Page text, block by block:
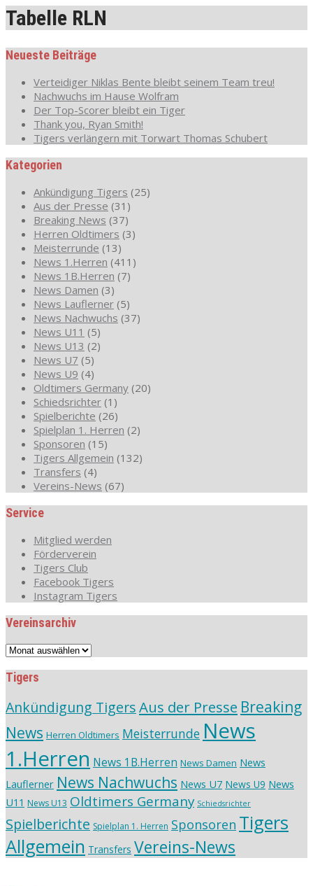
Tabelle RLN
Neueste Beiträge
Verteidiger Niklas Bente bleibt seinem Team treu!
Nachwuchs im Hause Wolfram
Der Top-Scorer bleibt ein Tiger
Thank you, Ryan Smith!
Tigers verlängern mit Torwart Thomas Schubert
Kategorien
Ankündigung Tigers (25)
Aus der Presse (31)
Breaking News (37)
Herren Oldtimers (3)
Meisterrunde (13)
News 1.Herren (411)
News 1B.Herren (7)
News Damen (3)
News Lauflerner (5)
News Nachwuchs (37)
News U11 (5)
News U13 (2)
News U7 (5)
News U9 (4)
Oldtimers Germany (20)
Schiedsrichter (1)
Spielberichte (26)
Spielplan 1. Herren (2)
Sponsoren (15)
Tigers Allgemein (132)
Transfers (4)
Vereins-News (67)
Service
Mitglied werden
Förderverein
Tigers Club
Facebook Tigers
Instagram Tigers
Vereinsarchiv
Vereinsarchiv
Tigers
Ankündigung TigersAus der Presse Breaking
News Herren Oldtimers Meisterrunde News
1.Herren News 1B.Herren News Damen News
Lauflerner News Nachwuchs News U7 News U9 News
U11 News U13 Oldtimers Germany Schiedsrichter
Spielberichte Spielplan 1. Herren Sponsoren Tigers
Allgemein Transfers Vereins-News